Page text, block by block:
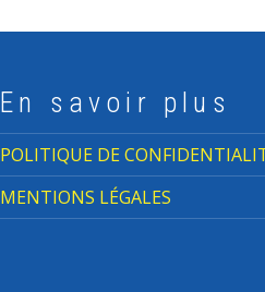
En savoir plus
POLITIQUE DE
MENTIONS LÉGALES